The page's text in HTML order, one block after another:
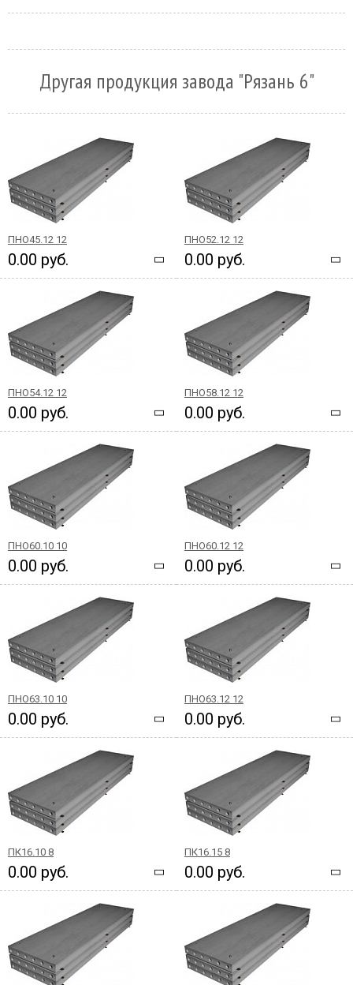
Другая продукция завода "Рязань 6"
ПНО45.12 12
0.00 руб.
ПНО52.12 12
0.00 руб.
ПНО54.12 12
0.00 руб.
ПНО58.12 12
0.00 руб.
ПНО60.10 10
0.00 руб.
ПНО60.12 12
0.00 руб.
ПНО63.10 10
0.00 руб.
ПНО63.12 12
0.00 руб.
ПК16.10 8
0.00 руб.
ПК16.15 8
0.00 руб.